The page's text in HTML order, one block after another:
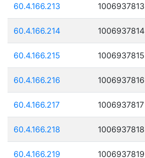
60.4.166.213 1006937813
60.4.166.214 1006937814
60.4.166.215 1006937815
60.4.166.216 1006937816
60.4.166.217 1006937817
60.4.166.218 1006937818
60.4.166.219 1006937819